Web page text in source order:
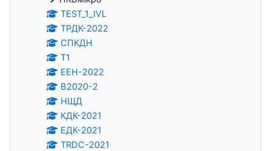
TEST_1_IVL
ТРДК-2022
СПКДН
Т1
ЕЕН-2022
В2020-2
НЩД
КДК-2021
ЕДК-2021
TRDC-2021